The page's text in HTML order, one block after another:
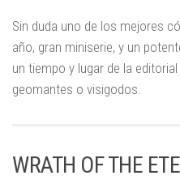
Sin duda uno de los mejores
año, gran miniserie, y un
un tiempo y lugar de la
geomantes o visigodos.
WRATH OF THE